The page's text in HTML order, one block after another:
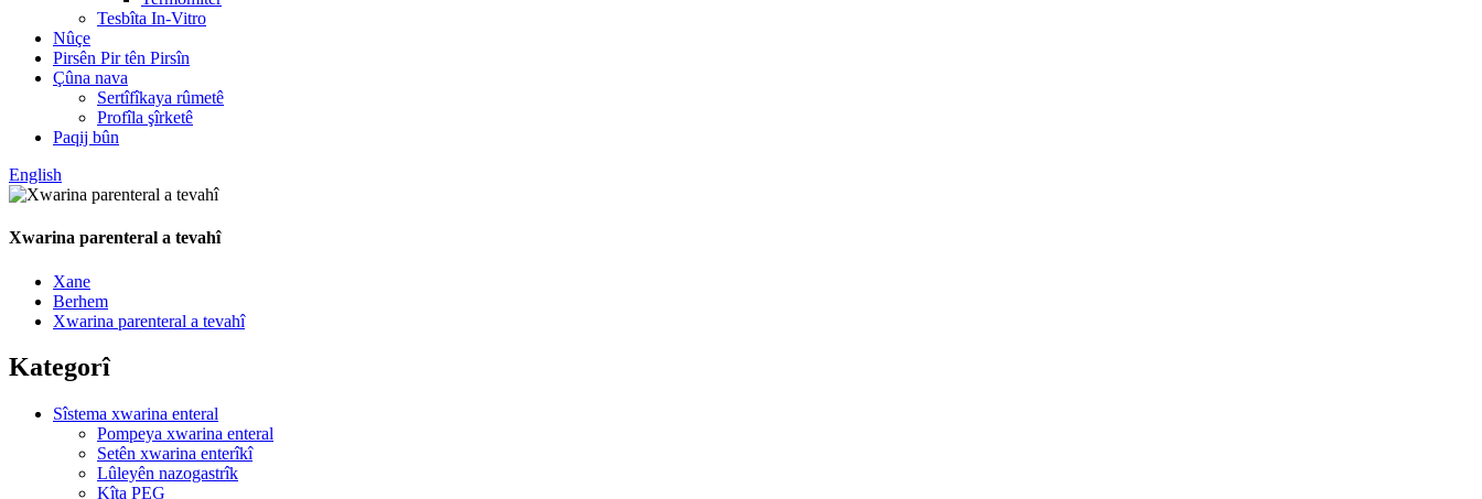
Tesbîta In-Vitro
Nûçe
Pirsên Pir tên Pirsîn
Çûna nava
Sertîfîkaya rûmetê
Profîla şîrketê
Paqij bûn
English
Xwarina parenteral a tevahî
Xane
Berhem
Xwarina parenteral a tevahî
Kategorî
Sîstema xwarina enteral
Pompeya xwarina enteral
Setên xwarina enterîkî
Lûleyên nazogastrîk
Kîta PEG